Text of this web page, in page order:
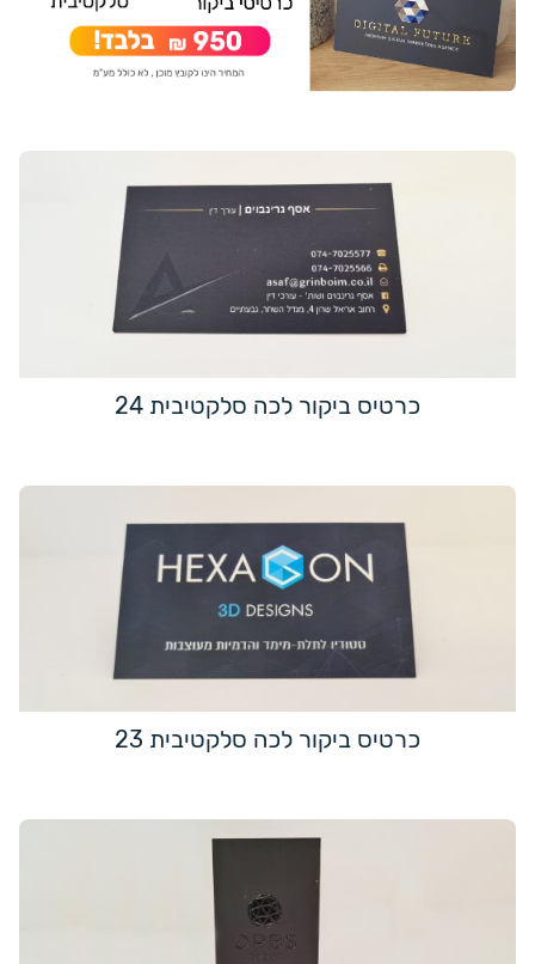
כרטיס ביקור לכה סלקטיבית 24
כרטיס ביקור לכה סלקטיבית 23